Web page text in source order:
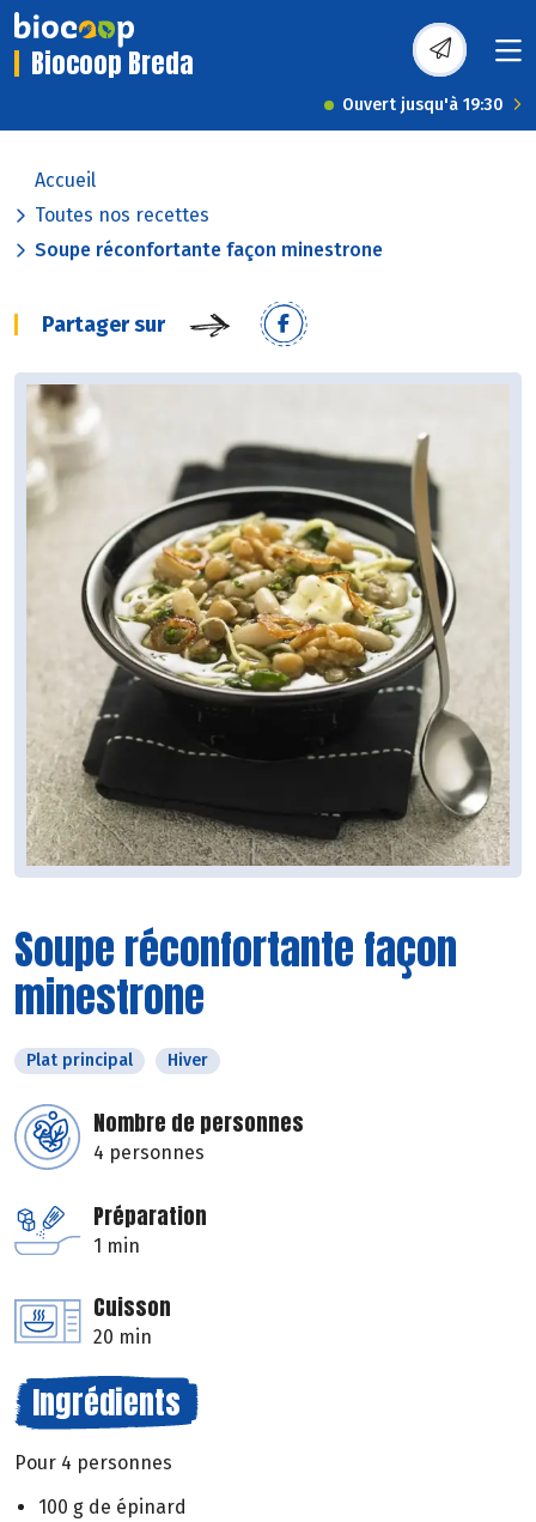
Biocoop Breda
Ouvert jusqu'à 19:30
Accueil
Toutes nos recettes
Soupe réconfortante façon minestrone
Partager sur
Soupe réconfortante façon
minestrone
Plat principal Hiver
Nombre de personnes
4 personnes
Préparation
1 min
Cuisson
20 min
Ingrédients
Pour 4 personnes
100 g de épinard